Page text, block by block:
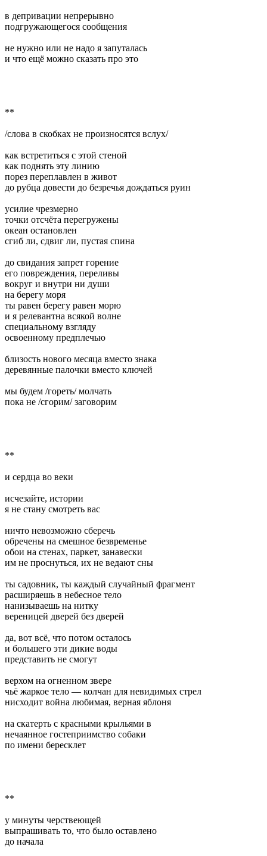
в депривации непрерывно
подгружающегося сообщения
не нужно или не надо я запуталась
и что ещё можно сказать про это
**
/слова в скобках не произносятся вслух/
как встретиться с этой стеной
как поднять эту линию
порез переплавлен в живот
до рубца довести до безречья дождаться руин
усилие чрезмерно
точки отсчёта перегружены
океан остановлен
сгиб ли, сдвиг ли, пустая спина
до свидания запрет горение
его повреждения, переливы
вокруг и внутри ни души
на берегу моря
ты равен берегу равен морю
и я релевантна всякой волне
специальному взгляду
освоенному предплечью
близость нового месяца вместо знака
деревянные палочки вместо ключей
мы будем /гореть/ молчать
пока не /сгорим/ заговорим
**
и сердца во веки
исчезайте, истории
я не стану смотреть вас
ничто невозможно сберечь
обречены на смешное безвременье
обои на стенах, паркет, занавески
им не проснуться, их не ведают сны
ты садовник, ты каждый случайный фрагмент
расширяешь в небесное тело
нанизываешь на нитку
вереницей дверей без дверей
да, вот всё, что потом осталось
и большего эти дикие воды
представить не смогут
верхом на огненном звере
чьё жаркое тело — колчан для невидимых стрел
нисходит война любимая, верная яблоня
на скатерть с красными крыльями в
нечаянное гостеприимство собаки
по имени бересклет
**
у минуты черствеющей
выпрашивать то, что было оставлено
до начала